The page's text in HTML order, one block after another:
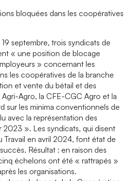
bloquées dans les coopératives
septembre, trois syndicats de
« une position de blocage
» concernant les
les coopératives de la branche
et vente du bétail et des
Agro, la CFE-CGC Agro et la
sur les minima conventionnels de
avec la représentation des
2023 ». Les syndicats, qui disent
Travail en avril 2024, font état de
Résultat : en raison des
échelons ont été « rattrapés »
les organisations.